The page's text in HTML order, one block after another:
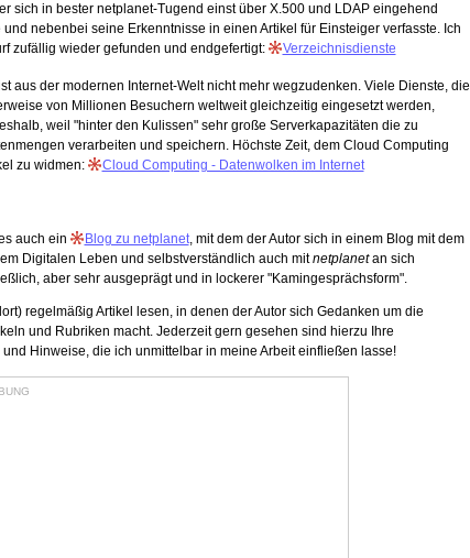
sich in bester netplanet-Tugend einst über X.500 und LDAP eingehend
nebenbei seine Erkenntnisse in einen Artikel für Einsteiger verfasste. Ich
zufällig wieder gefunden und endgefertigt:
Verzeichnisdienste
aus der modernen Internet-Welt nicht mehr wegzudenken. Viele Dienste, die
von Millionen Besuchern weltweit gleichzeitig eingesetzt werden,
weil "hinter den Kulissen" sehr große Serverkapazitäten die zu
verarbeiten und speichern. Höchste Zeit, dem Cloud Computing
zu widmen:
Cloud Computing - Datenwolken im Internet
auch ein Blog zu netplanet, mit dem der Autor sich in einem Blog mit dem
Digitalen Leben und selbstverständlich auch mitnetplanetan sich
aber sehr ausgeprägt und in lockerer "Kamingesprächsform".
regelmäßig Artikel lesen, in denen der Autor sich Gedanken um die
und Rubriken macht. Jederzeit gern gesehen sind hierzu Ihre
Hinweise, die ich unmittelbar in meine Arbeit einfließen lasse!